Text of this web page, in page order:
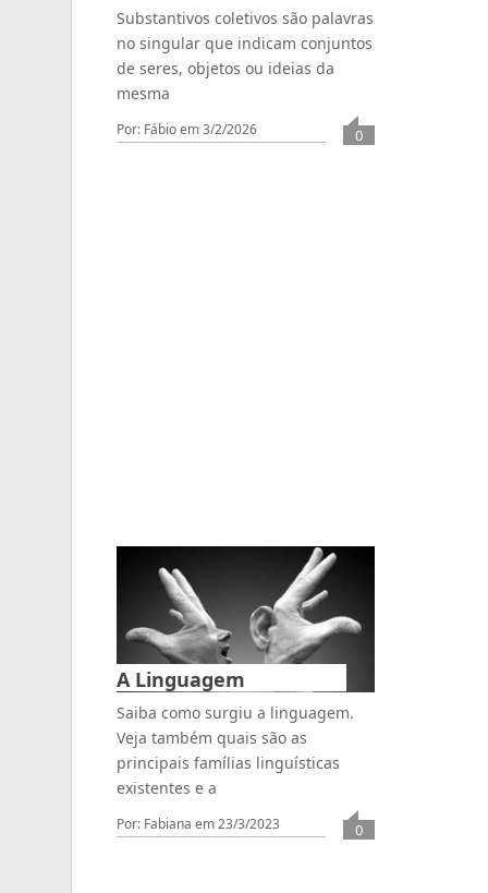
Substantivos coletivos são palavras
no singular que indicam conjuntos
de seres, objetos ou ideias da
mesma
Por: Fábioem 3/2/2026 0
A Linguagem
Saiba como surgiu a linguagem.
Veja também quais são as
principais famílias linguísticas
existentes e a
Por: Fabiana em 23/3/2023 0